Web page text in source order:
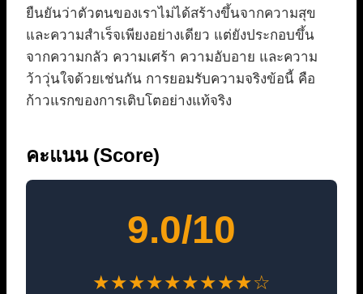
ยืนยันว่าตัวตนของเราไม่ได้สร้างขึ้นจากความสุข
และความสำเร็จเพียงอย่างเดียว แต่ยังประกอบขึ้น
จากความกลัว ความเศร้า ความอับอาย และความ
ว้าวุ่นใจด้วยเช่นกัน การยอมรับความจริงข้อนี้ คือ
ก้าวแรกของการเติบโตอย่างแท้จริง
คะแนน (Score)
9.0/10
★★★★★★★★★☆